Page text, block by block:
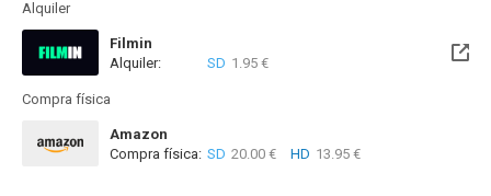
Alquiler
Filmin
Disponible hasta el Mié, 25 Nov 2026 (Quedan 3 meses)
Alquiler: SD 1.95 €
Compra física
Amazon
Compra física: SD 20.00 € HD 13.95 €